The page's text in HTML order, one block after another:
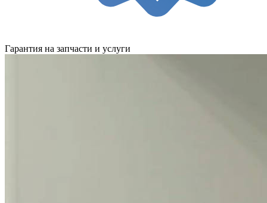
Гарантия на запчасти и услуги